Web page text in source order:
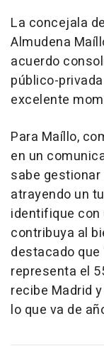
La concejala
Almudena
acuerdo
público-
excelente
Para Maíllo,
en un
sabe
atrayendo un
identifique con
contribuya al
destacado
representa el
recibe Madrid
lo que va de